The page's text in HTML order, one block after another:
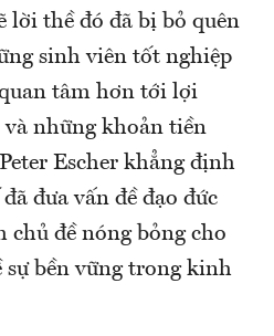
lời thề đó đã bị bỏ quên
sinh viên tốt nghiệp
tâm hơn tới lợi
và những khoản tiền
Escher khẳng định
đưa vấn đề đạo đức
đề nóng bỏng cho
sự bền vững trong kinh